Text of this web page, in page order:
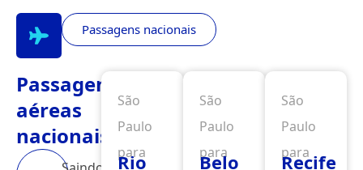
Passagens nacionais
Passagens
aéreas
nacionais
São
Paulo
para
Rio
São
Paulo
para
Belo
São
Paulo
para
Recife